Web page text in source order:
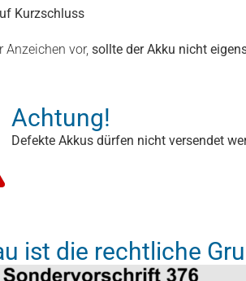
Kurzschluss
Anzeichen vor, sollte der Akku nicht
Achtung!
Defekte Akkus dürfen nicht versendet
ist die rechtliche